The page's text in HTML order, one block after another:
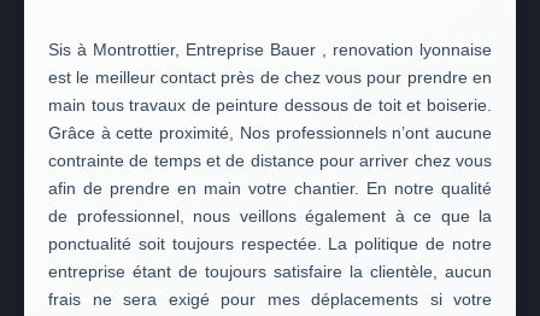
Sis à Montrottier, Entreprise Bauer , renovation lyonnaise
est le meilleur contact près de chez vous pour prendre en
main tous travaux de peinture dessous de toit et boiserie.
Grâce à cette proximité, Nos professionnels n’ont aucune
contrainte de temps et de distance pour arriver chez vous
afin de prendre en main votre chantier. En notre qualité
de professionnel, nous veillons également à ce que la
ponctualité soit toujours respectée. La politique de notre
entreprise étant de toujours satisfaire la clientèle, aucun
frais ne sera exigé pour mes déplacements si votre